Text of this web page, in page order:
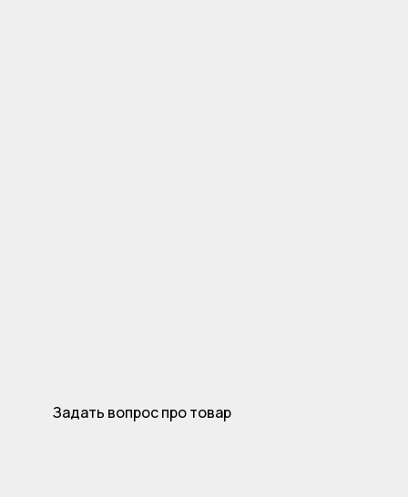
Задать вопрос про товар